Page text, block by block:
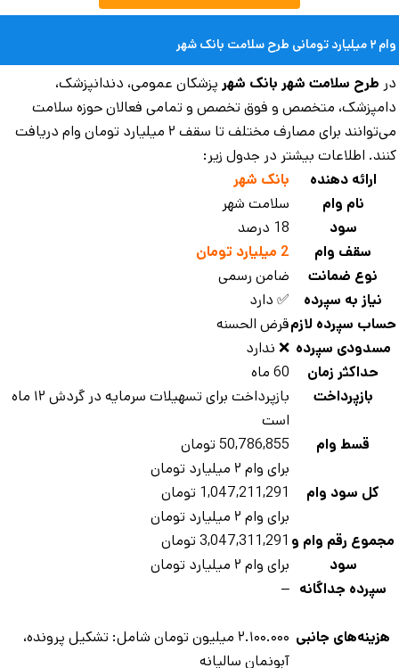
طرح سلامت بانک شهر
طرح سلامت شهر بانک شهرپزشکان عمومی، دندانپزشک،
متخصص و فوق تخصص و تمامی فعالان حوزه سلامت
می‌توانند برای مصارف مختلف تا سقف ۲ میلیارد تومان وام دریافت
اطلاعات بیشتر در جدول زیر:
ارائه دهنده
بانک شهر
نام وام
سلامت شهر
سود
18 درصد
سقف وام
نوع ضمانت
ضامن رسمی
نیاز به سپرده
✅ دارد
سپرده لازمقرض الحسنه
سپرده ❌ ندارد
حداکثر زمان
بازپرداخت
60 ماه
بازپرداخت برای تسهیلات سرمایه در گردش ۱۲ ماه
است
قسط وام
50,786,855 تومان
برای وام ۲ میلیارد تومان
کل سود وام
1,047,211,291 تومان
برای وام ۲ میلیارد تومان
رقم وام و
سود
3,047,311,291 تومان
برای وام ۲ میلیارد تومان
سپرده جداگانه
جانبی
۲.۱۰۰.۰۰۰ میلیون تومان شامل: تشکیل پرونده،
آبونمان سالیانه